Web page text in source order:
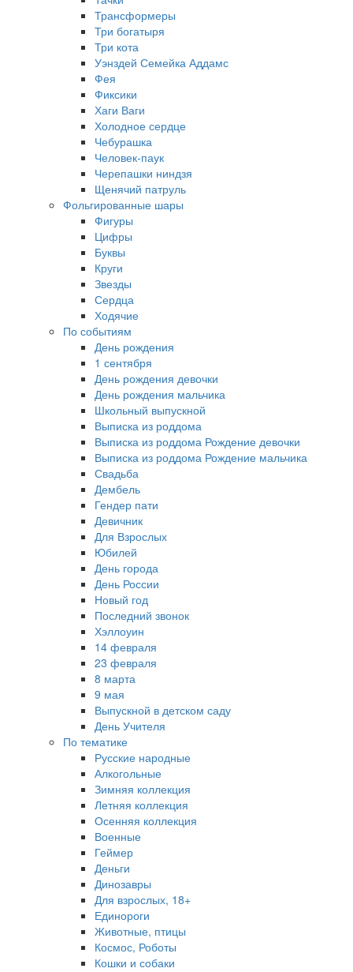
Трансформеры
Три богатыря
Три кота
Уэнздей Семейка Аддамс
Фея
Фиксики
Хаги Ваги
Холодное сердце
Чебурашка
Человек-паук
Черепашки ниндзя
Щенячий патруль
Фольгированные шары
Фигуры
Цифры
Буквы
Круги
Звезды
Сердца
Ходячие
По событиям
День рождения
1 сентября
День рождения девочки
День рождения мальчика
Школьный выпускной
Выписка из роддома
Выписка из роддома Рождение девочки
Выписка из роддома Рождение мальчика
Свадьба
Дембель
Гендер пати
Девичник
Для Взрослых
Юбилей
День города
День России
Новый год
Последний звонок
Хэллоуин
14 февраля
23 февраля
8 марта
9 мая
Выпускной в детском саду
День Учителя
По тематике
Русские народные
Алкогольные
Зимняя коллекция
Летняя коллекция
Осенняя коллекция
Военные
Геймер
Деньги
Динозавры
Для взрослых, 18+
Единороги
Животные, птицы
Космос, Роботы
Кошки и собаки